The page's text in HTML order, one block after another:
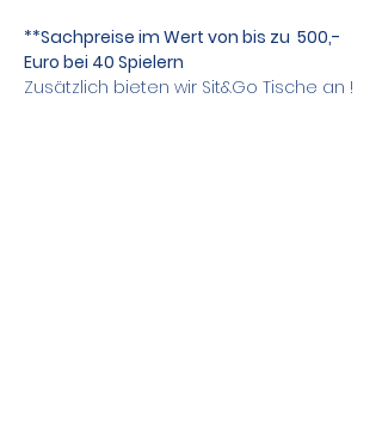
**Sachpreise im Wert von bis zu  500,-
Euro bei 40 Spielern
Zusätzlich bieten wir Sit&Go Tische an !